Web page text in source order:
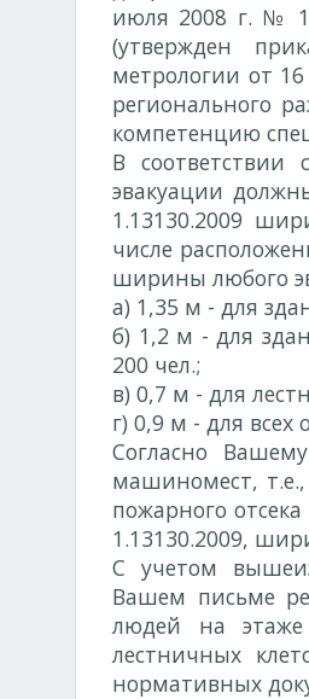
июля 2008 г. №
(утвержден
метрологии от
регионального
компетенцию
В соответствии
эвакуации
1.13130.2009
числе
ширины любого
а) 1,35 м - для
б) 1,2 м - для
200 чел.;
в) 0,7 м - для
г) 0,9 м - для всех
Согласно
машиномест, т.е.,
пожарного
1.13130.2009,
С учетом
Вашем письме
людей на этаже
лестничных
нормативных